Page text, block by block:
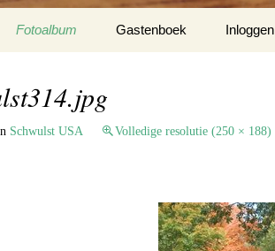
Fotoalbum Gastenboek
Inloggen
Schwulst USA Volledige resolutie (250 × 188)